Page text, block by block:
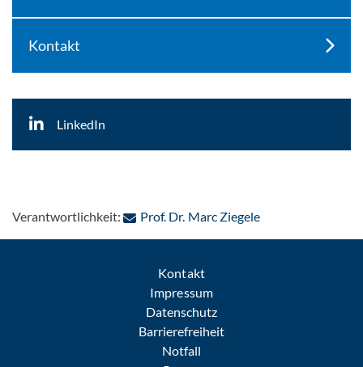
Kontakt
LinkedIn
Verantwortlichkeit: Prof. Dr. Marc Ziegele: Per E-Mail
Kontakt
Impressum
Datenschutz
Barrierefreiheit
Notfall